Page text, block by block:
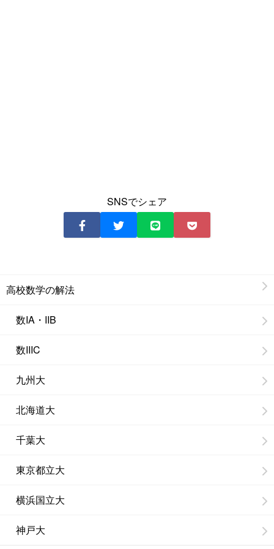
SNSでシェア
高校数学の解法
数IA・IIB
数IIIC
九州大
北海道大
千葉大
東京都立大
横浜国立大
神戸大